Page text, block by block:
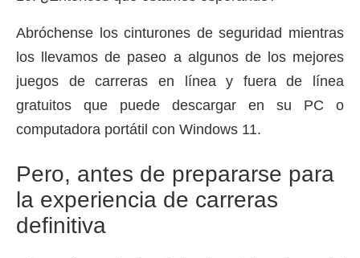
Abróchense los cinturones de seguridad mientras
los llevamos de paseo a algunos de los mejores
juegos de carreras en línea y fuera de línea
gratuitos que puede descargar en su PC o
computadora portátil con Windows 11.
Pero, antes de prepararse para
la experiencia de carreras
definitiva